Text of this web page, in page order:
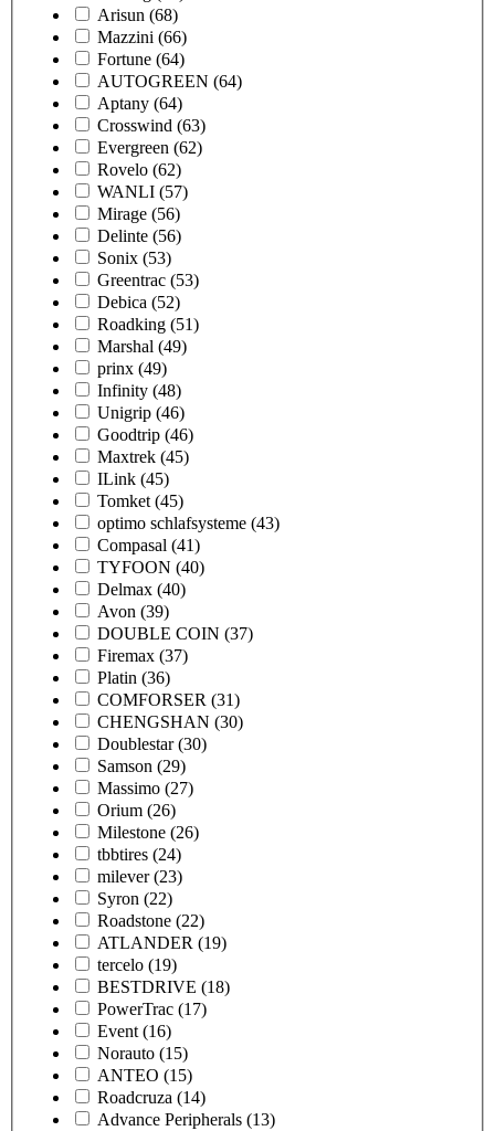
Arisun (68)
Mazzini (66)
Fortune (64)
AUTOGREEN (64)
Aptany (64)
Crosswind (63)
Evergreen (62)
Rovelo (62)
WANLI (57)
Mirage (56)
Delinte (56)
Sonix (53)
Greentrac (53)
Debica (52)
Roadking (51)
Marshal (49)
prinx (49)
Infinity (48)
Unigrip (46)
Goodtrip (46)
Maxtrek (45)
ILink (45)
Tomket (45)
optimo schlafsysteme (43)
Compasal (41)
TYFOON (40)
Delmax (40)
Avon (39)
DOUBLE COIN (37)
Firemax (37)
Platin (36)
COMFORSER (31)
CHENGSHAN (30)
Doublestar (30)
Samson (29)
Massimo (27)
Orium (26)
Milestone (26)
tbbtires (24)
milever (23)
Syron (22)
Roadstone (22)
ATLANDER (19)
tercelo (19)
BESTDRIVE (18)
PowerTrac (17)
Event (16)
Norauto (15)
ANTEO (15)
Roadcruza (14)
Advance Peripherals (13)